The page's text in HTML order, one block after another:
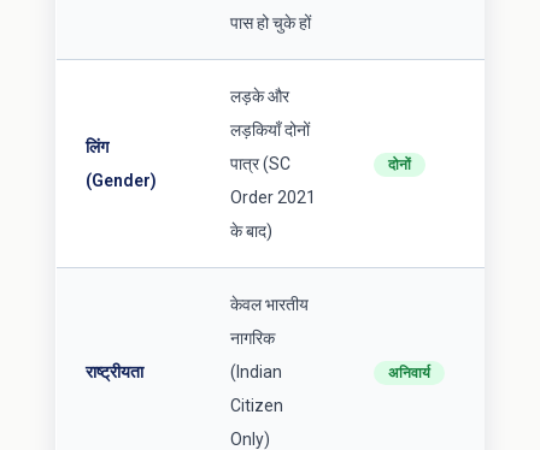
पास हो चुके हों
लिंग
(Gender)
लड़के और
लड़कियाँ दोनों
पात्र (SC
Order 2021
के बाद)
दोनों
राष्ट्रीयता
केवल भारतीय
नागरिक
(Indian
Citizen
Only)
अनिवार्य